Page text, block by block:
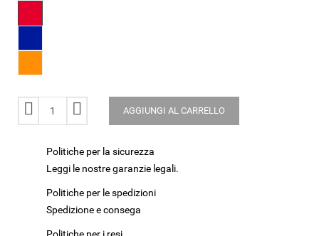
AGGIUNGI AL CARRELLO
Politiche per la sicurezza
Leggi le nostre garanzie legali.
Politiche per le spedizioni
Spedizione e consega
Politiche per i resi